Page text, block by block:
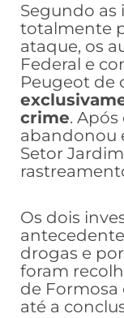
Segundo as
totalmente
ataque, os
Federal e
Peugeot de
crime.
abandonou
Setor
Os dois
drogas e
foram
de
até a